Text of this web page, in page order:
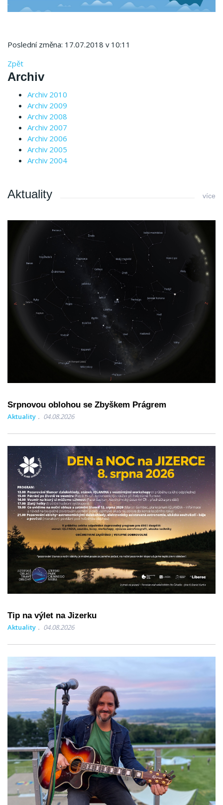
Poslední změna: 17.07.2018 v 10:11
Zpět
Archiv
Archiv 2010
Archiv 2009
Archiv 2008
Archiv 2007
Archiv 2006
Archiv 2005
Archiv 2004
Aktuality více
Srpnovou oblohou se Zbyškem Prágrem
Aktuality 04.08.2026
Tip na výlet na Jizerku
Aktuality 04.08.2026